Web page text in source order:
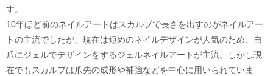
す。
10年ほど前のネイルアートはスカルプで長さを出すのがネイルアー
トの主流でしたが、現在は短めのネイルデザインが人気のため、自
爪にジェルでデザインをするジェルネイルアートが主流。しかし現
在でもスカルプは爪先の成形や補強などを中心に用いられていま